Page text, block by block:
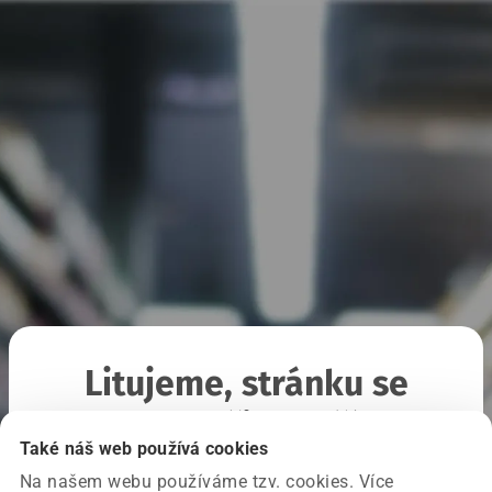
Také náš web používá cookies
Na našem webu používáme tzv. cookies. Více
Litujeme, stránku se